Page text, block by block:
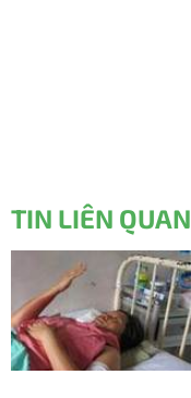
TIN LIÊN QUAN